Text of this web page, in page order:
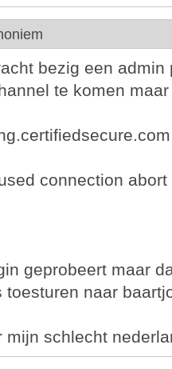
bezig een
te komen
connection abort
geprobeert maar
naar
mijn schlecht